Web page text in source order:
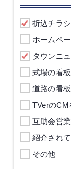
折込チラ
ホームペ
タウンニ
式場の看
道路の看
TVerのCM
互助会営
紹介されて
その他